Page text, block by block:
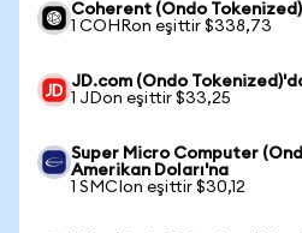
Coherent (Ondo
1 COHRon eşittir $338,73
JD.com (Ondo
1 JDon eşittir $33,25
Super Micro Computer
Amerikan Doları'na
1 SMCIon eşittir $30,12